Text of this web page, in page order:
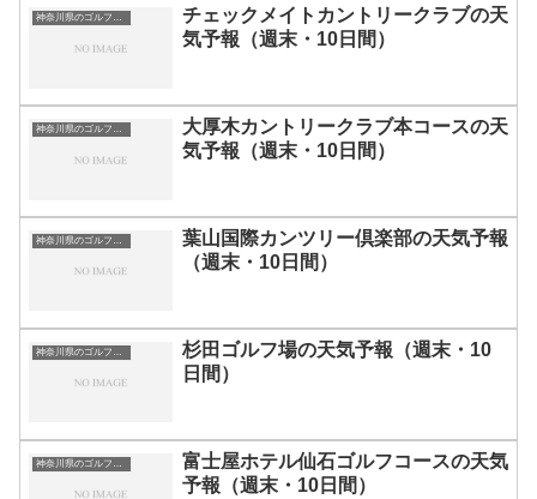
神奈川県のゴルフ場一覧｜距離が長い・広いゴルフ場ランキング
チェックメイトカントリークラブの天
気予報（週末・10日間）
神奈川県のゴルフ場一覧｜距離が長い・広いゴルフ場ランキング
大厚木カントリークラブ本コースの天
気予報（週末・10日間）
神奈川県のゴルフ場一覧｜距離が長い・広いゴルフ場ランキング
葉山国際カンツリー倶楽部の天気予報
（週末・10日間）
杉田ゴルフ場の天気予報（週末・10
日間）
富士屋ホテル仙石ゴルフコースの天気
予報（週末・10日間）